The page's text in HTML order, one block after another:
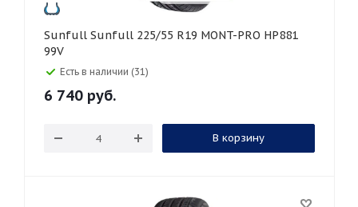
Sunfull Sunfull 225/55 R19 MONT-PRO HP881
99V
Есть в наличии (31)
6 740 руб.
В корзину